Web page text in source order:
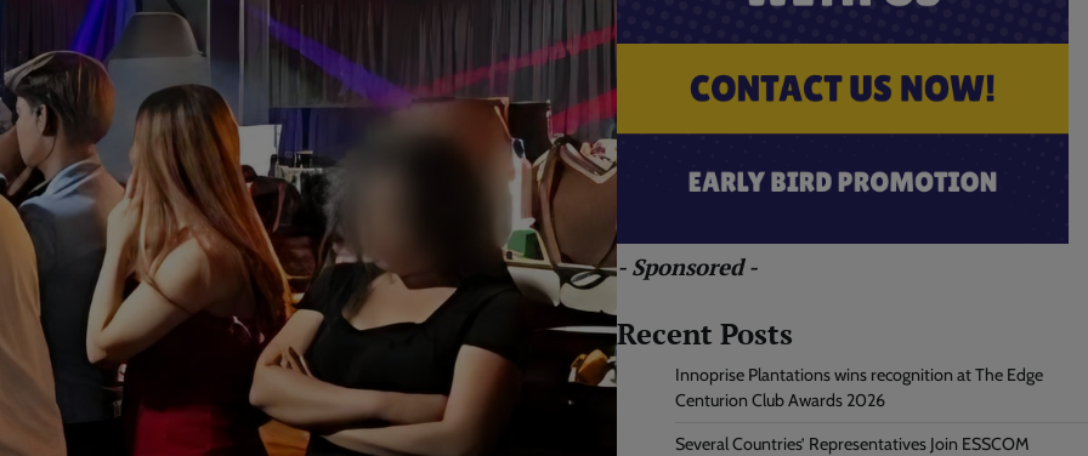
- Sponsored -
Recent Posts
Innoprise Plantations wins recognition at The Edge
Centurion Club Awards 2026
Several Countries’ Representatives Join ESSCOM